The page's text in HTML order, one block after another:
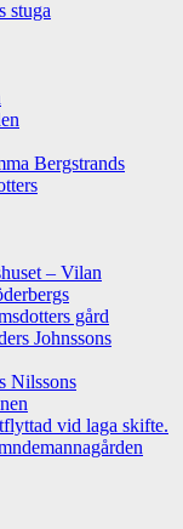
stuga
Bergstrands
– Vilan
gård
Johnssons
Nilssons
vid laga skifte.